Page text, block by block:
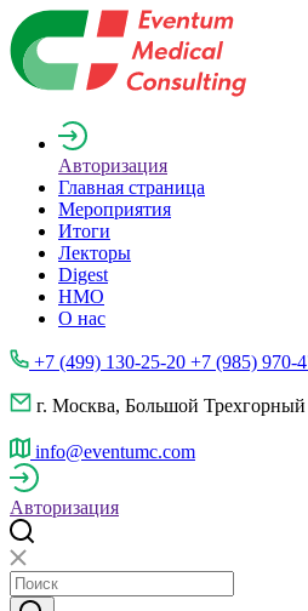
Авторизация
Главная страница
Мероприятия
Итоги
Лекторы
Digest
НМО
О нас
+7 (499) 130-25-20 +7 (985) 970-
г. Москва, Большой Трехгорный
info@eventumc.com
Авторизация